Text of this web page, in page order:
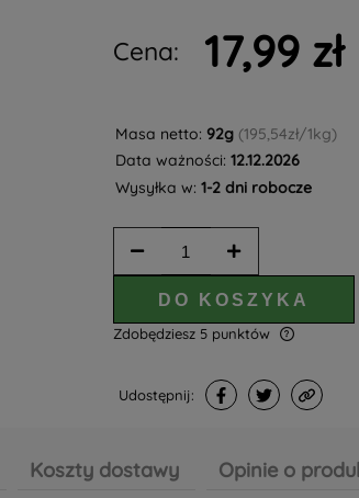
Cena: 17,99 zł
Masa netto: 92g (195,54zł/1kg)
Data ważności: 12.12.2026
Wysyłka w: 1-2 dni robocze
DO KOSZYKA
Zdobędziesz 5punktów
Udostępnij:
Koszty dostawy Opinie o